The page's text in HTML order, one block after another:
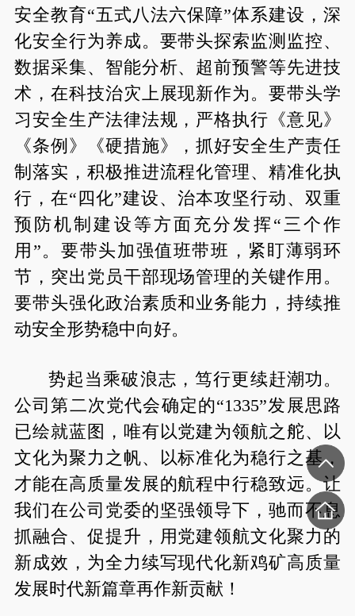
安全教育“五式八法六保障”体系建设，深
化安全行为养成。要带头探索监测监控、
数据采集、智能分析、超前预警等先进技
术，在科技治灾上展现新作为。要带头学
习安全生产法律法规，严格执行《意见》
《条例》《硬措施》，抓好安全生产责任
制落实，积极推进流程化管理、精准化执
行，在“四化”建设、治本攻坚行动、双重
预防机制建设等方面充分发挥“三个作
用”。要带头加强值班带班，紧盯薄弱环
节，突出党员干部现场管理的关键作用。
要带头强化政治素质和业务能力，持续推
动安全形势稳中向好。
势起当乘破浪志，笃行更续赶潮功。
公司第二次党代会确定的“1335”发展思路
已绘就蓝图，唯有以党建为领航之舵、以
文化为聚力之帆、以标准化为稳行之基，
才能在高质量发展的航程中行稳致远。让
我们在公司党委的坚强领导下，驰而不息
抓融合、促提升，用党建领航文化聚力的
新成效，为全力续写现代化新鸡矿高质量
发展时代新篇章再作新贡献！